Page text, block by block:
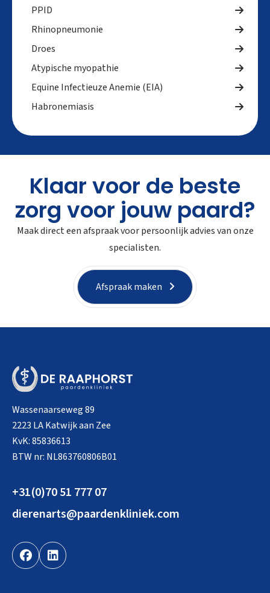
PPID
Rhinopneumonie
Droes
Atypische myopathie
Equine Infectieuze Anemie (EIA)
Habronemiasis
Klaar voor de beste
zorg voor jouw paard?
Maak direct een afspraak voor persoonlijk advies van onze
specialisten.
Afspraak maken
Wassenaarseweg 89
2223 LA Katwijk aan Zee
KvK: 85836613
BTW nr: NL863760806B01
+31(0)70 51 777 07
dierenarts@paardenkliniek.com